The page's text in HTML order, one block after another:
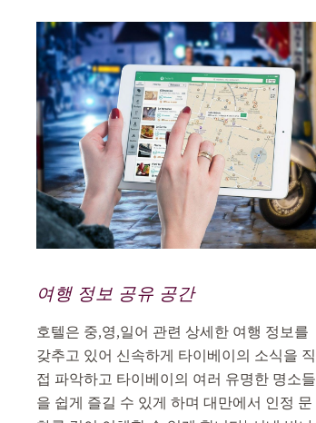
여행 정보 공유 공간
호텔은 중,영,일어 관련 상세한 여행 정보를
갖추고 있어 신속하게 타이베이의 소식을 직
접 파악하고 타이베이의 여러 유명한 명소들
을 쉽게 즐길 수 있게 하며 대만에서 인정 문